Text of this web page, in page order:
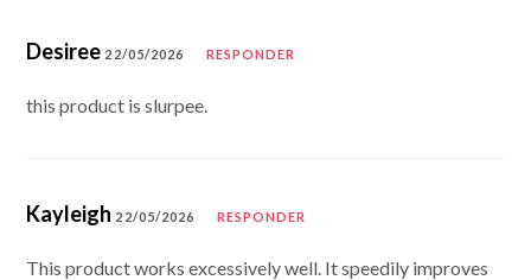
Desiree 22/05/2026 RESPONDER
this product is slurpee.
Kayleigh 22/05/2026 RESPONDER
This product works excessively well. It speedily improves